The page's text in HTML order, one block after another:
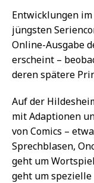
Entwicklungen
jüngsten
Online-Ausgabe
erscheint –
deren spätere
Auf der
mit Adaptionen
von Comics –
Sprechblasen,
geht um
geht um